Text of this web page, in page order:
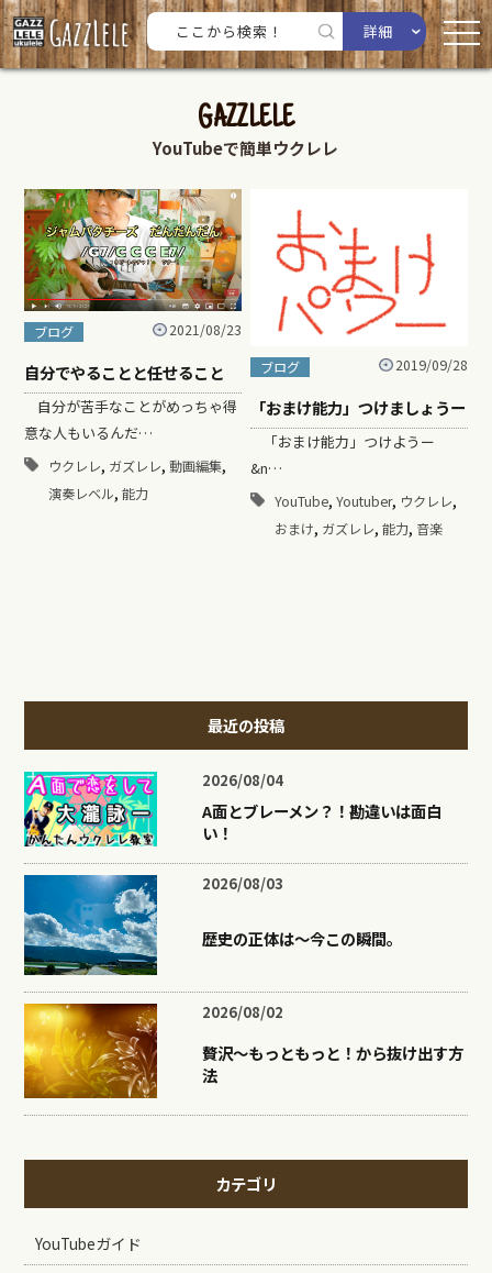
詳細
GAZZLELE
YouTubeで簡単ウクレレ
ブログ 2021/08/23
自分でやることと任せること
自分が苦手なことがめっちゃ得
意な人もいるんだ…
ウクレレ, ガズレレ, 動画編集,
演奏レベル, 能力
ブログ 2019/09/28
「おまけ能力」つけましょうー
「おまけ能力」つけようー
&n…
YouTube, Youtuber, ウクレレ,
おまけ, ガズレレ, 能力, 音楽
最近の投稿
2026/08/04
A面とブレーメン？！勘違いは面白
い！
2026/08/03
歴史の正体は〜今この瞬間。
2026/08/02
贅沢〜もっともっと！から抜け出す方
法
カテゴリ
YouTubeガイド